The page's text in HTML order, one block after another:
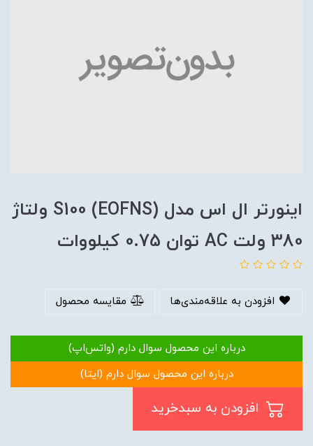
اینورتر ال اس مدل S100 (EOFNS) ولتاژ
380 ولت AC توان 0.75 کیلووات
افزودن به علاقه‌مندی‌ها مقایسه محصول
درباره این محصول سوال دارم (واتس‌اپ)
درباره این محصول سوال دارم (ایتا)